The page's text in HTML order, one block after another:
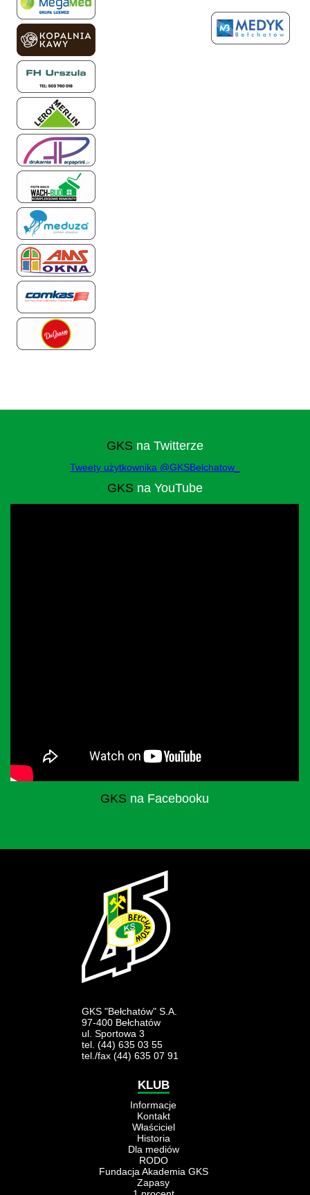
GKS na Twitterze
Tweety użytkownika @GKSBelchatow_
GKS na YouTube
GKS na Facebooku
GKS "Bełchatów" S.A.
97-400 Bełchatów
ul. Sportowa 3
tel. (44) 635 03 55
tel./fax (44) 635 07 91
KLUB
Informacje
Kontakt
Właściciel
Historia
Dla mediów
RODO
Fundacja Akademia GKS
Zapasy